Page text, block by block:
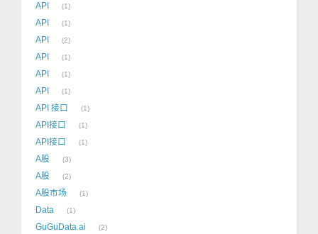
API 1
API 1
API 2
API 1
API 1
API 1
API 接口 1
API接口 1
API接口 1
A股 3
A股 2
A股市场 1
Data 1
GuGuData.ai 2